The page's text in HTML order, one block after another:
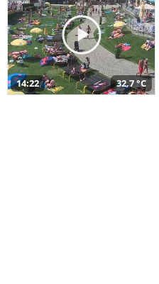
14:22 32,7 °C